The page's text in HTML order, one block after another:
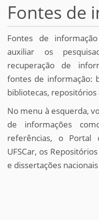
Fontes de
Fontes de
auxiliar os
recuperação de
fontes de informação:
bibliotecas,
No menu à esquerda,
de informações
referências, o Portal
UFSCar, os
e dissertações